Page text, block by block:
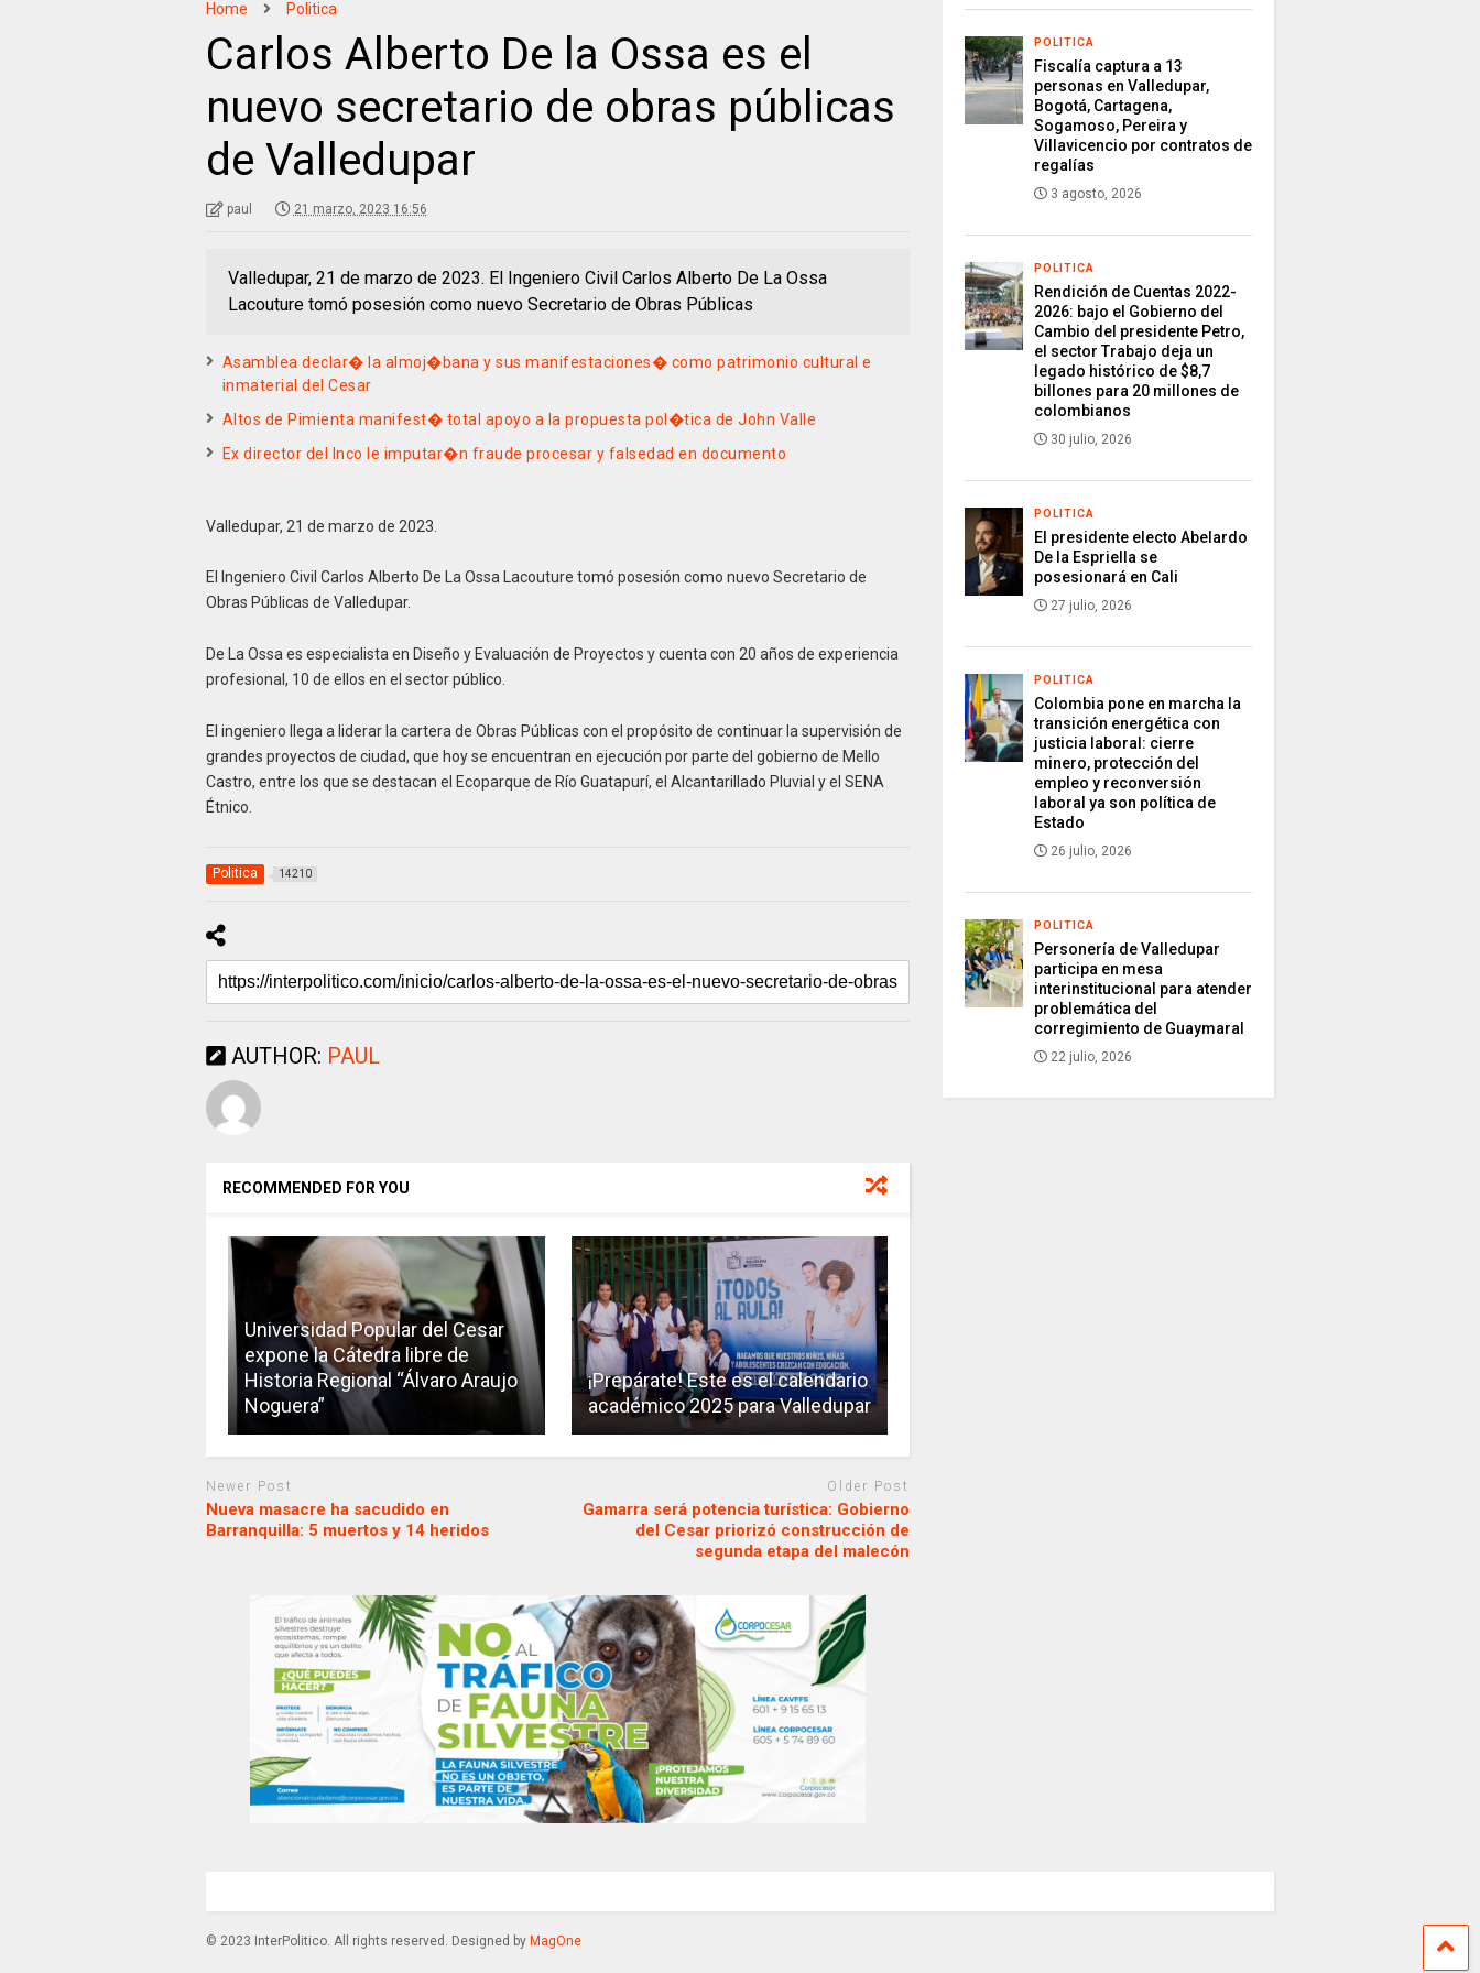
Home Politica
Carlos Alberto De la Ossa es el
nuevo secretario de obras públicas
de Valledupar
paul 21 marzo, 2023 16:56
Valledupar, 21 de marzo de 2023. El Ingeniero Civil Carlos Alberto De La Ossa
Lacouture tomó posesión como nuevo Secretario de Obras Públicas
Asamblea declar� la almoj�bana y sus manifestaciones� como patrimonio cultural e
inmaterial del Cesar
Altos de Pimienta manifest� total apoyo a la propuesta pol�tica de John Valle
Ex director del Inco le imputar�n fraude procesar y falsedad en documento
Valledupar, 21 de marzo de 2023.
El Ingeniero Civil Carlos Alberto De La Ossa Lacouture tomó posesión como nuevo Secretario de
Obras Públicas de Valledupar.
De La Ossa es especialista en Diseño y Evaluación de Proyectos y cuenta con 20 años de experiencia
profesional, 10 de ellos en el sector público.
El ingeniero llega a liderar la cartera de Obras Públicas con el propósito de continuar la supervisión de
grandes proyectos de ciudad, que hoy se encuentran en ejecución por parte del gobierno de Mello
Castro, entre los que se destacan el Ecoparque de Río Guatapurí, el Alcantarillado Pluvial y el SENA
Étnico.
Politica 14210
AUTHOR: PAUL
RECOMMENDED FOR YOU
Universidad Popular del Cesar
expone la Cátedra libre de
Historia Regional “Álvaro Araujo
Noguera”
¡Prepárate! Este es el calendario
académico 2025 para Valledupar
Newer Post
Nueva masacre ha sacudido en
Barranquilla: 5 muertos y 14 heridos
Older Post
Gamarra será potencia turística: Gobierno
del Cesar priorizó construcción de
segunda etapa del malecón
POLITICA
Fiscalía captura a 13
personas en Valledupar,
Bogotá, Cartagena,
Sogamoso, Pereira y
Villavicencio por contratos de
regalías
3 agosto, 2026
POLITICA
Rendición de Cuentas 2022-
2026: bajo el Gobierno del
Cambio del presidente Petro,
el sector Trabajo deja un
legado histórico de $8,7
billones para 20 millones de
colombianos
30 julio, 2026
POLITICA
El presidente electo Abelardo
De la Espriella se
posesionará en Cali
27 julio, 2026
POLITICA
Colombia pone en marcha la
transición energética con
justicia laboral: cierre
minero, protección del
empleo y reconversión
laboral ya son política de
Estado
26 julio, 2026
POLITICA
Personería de Valledupar
participa en mesa
interinstitucional para atender
problemática del
corregimiento de Guaymaral
22 julio, 2026
© 2023 InterPolitico. All rights reserved. Designed by MagOne